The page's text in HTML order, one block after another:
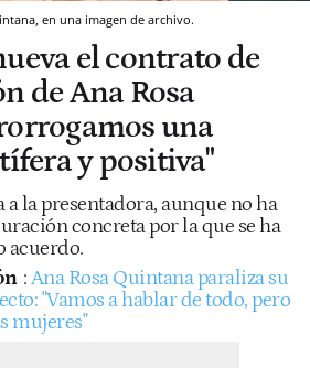
en una imagen de archivo.
el contrato de
de Ana Rosa
una
y positiva"
a la presentadora, aunque no ha
concreta por la que se ha
acuerdo.
:Ana Rosa Quintana paraliza su
"Vamos a hablar de todo, pero
mujeres"